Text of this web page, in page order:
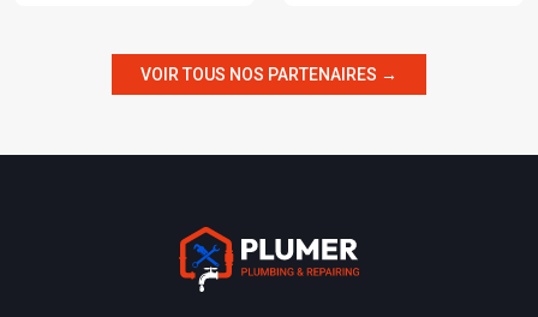
VOIR TOUS NOS PARTENAIRES →